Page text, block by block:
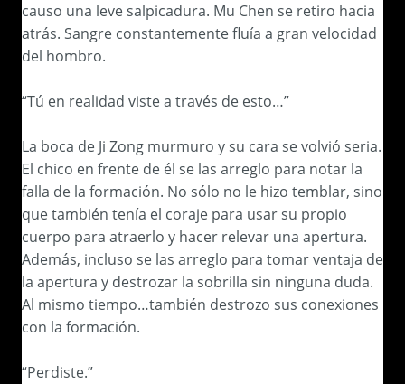
causo una leve salpicadura. Mu Chen se retiro hacia
atrás. Sangre constantemente fluía a gran velocidad
del hombro.
“Tú en realidad viste a través de esto…”
La boca de Ji Zong murmuro y su cara se volvió seria.
El chico en frente de él se las arreglo para notar la
falla de la formación. No sólo no le hizo temblar, sino
que también tenía el coraje para usar su propio
cuerpo para atraerlo y hacer relevar una apertura.
Además, incluso se las arreglo para tomar ventaja de
la apertura y destrozar la sobrilla sin ninguna duda.
Al mismo tiempo…también destrozo sus conexiones
con la formación.
“Perdiste.”